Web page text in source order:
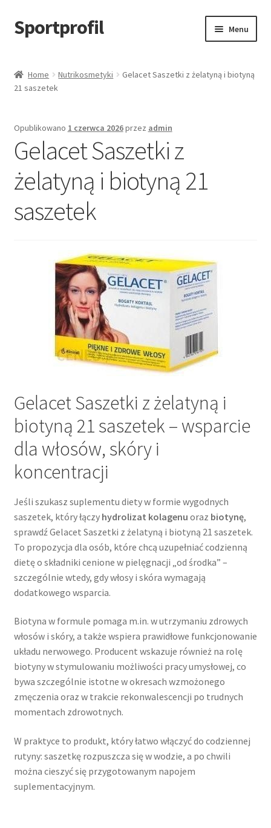
Przejdź
do
Przejdź
do
Sportprofil Menu
Blog
Koszyk
Home Nutrikosmetyki
Gelacet Saszetki z żelatyną i biotyną
21 saszetek
Opublikowano 1 czerwca 2026przez admin
Gelacet Saszetki z
żelatyną i biotyną 21
saszetek
Gelacet Saszetki z żelatyną i
biotyną 21 saszetek – wsparcie
dla włosów, skóry i
koncentracji
Jeśli szukasz suplementu diety w formie wygodnych
saszetek, który łączy hydrolizat kolagenu oraz biotynę,
sprawdź Gelacet Saszetki z żelatyną i biotyną 21 saszetek.
To propozycja dla osób, które chcą uzupełniać codzienną
dietę o składniki cenione w pielęgnacji „od środka” –
szczególnie wtedy, gdy włosy i skóra wymagają
dodatkowego wsparcia.
Biotyna w formule pomaga m.in. w utrzymaniu zdrowych
włosów i skóry, a także wspiera prawidłowe funkcjonowanie
układu nerwowego. Producent wskazuje również na rolę
biotyny w stymulowaniu możliwości pracy umysłowej, co
bywa szczególnie istotne w okresach wzmożonego
zmęczenia oraz w trakcie rekonwalescencji po trudnych
momentach zdrowotnych.
W praktyce to produkt, który łatwo włączyć do codziennej
rutyny: saszetkę rozpuszcza się w wodzie, a po chwili
można cieszyć się przygotowanym napojem
suplementacyjnym.